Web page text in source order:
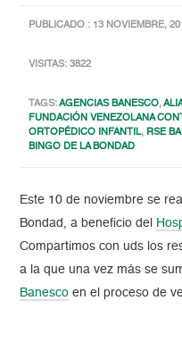
PUBLICADO : 13 NOVIEMBRE,
VISITAS: 3822
TAGS:AGENCIAS BANESCO,
FUNDACIÓN VENEZOLANA
ORTOPÉDICO INFANTIL, RSE
BINGO DE LA BONDAD
Este 10 de noviembre se
Bondad, a beneficio del
Compartimos con uds los
a la que una vez más se
Banesco en el proceso de